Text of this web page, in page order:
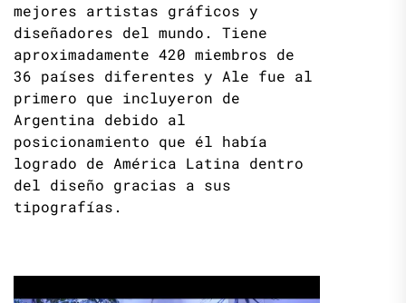
mejores artistas gráficos y
diseñadores del mundo. Tiene
aproximadamente 420 miembros de
36 países diferentes y Ale fue al
primero que incluyeron de
Argentina debido al
posicionamiento que él había
logrado de América Latina dentro
del diseño gracias a sus
tipografías.